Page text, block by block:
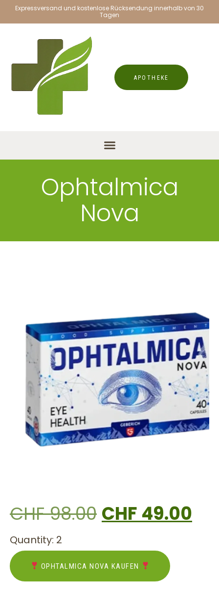
Expressversand und kostenlose Rücksendung innerhalb von 30
Tagen
APOTHEKE
Ophtalmica
Nova
CHF98.00CHF49.00
Quantity: 2
OPHTALMICA NOVA KAUFEN